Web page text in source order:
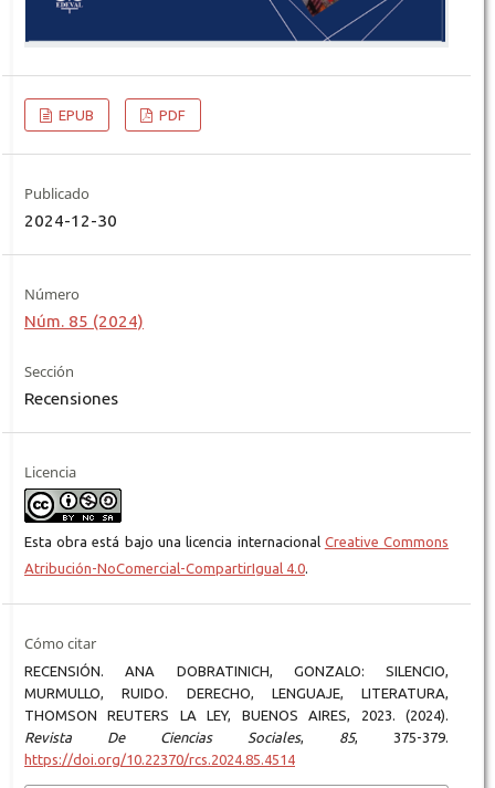
EPUB PDF
Publicado
2024-12-30
Número
Núm. 85 (2024)
Sección
Recensiones
Licencia
Esta obra está bajo una licencia internacional Creative Commons
Atribución-NoComercial-CompartirIgual 4.0.
Cómo citar
RECENSIÓN. ANA DOBRATINICH, GONZALO: SILENCIO,
MURMULLO, RUIDO. DERECHO, LENGUAJE, LITERATURA,
THOMSON REUTERS LA LEY, BUENOS AIRES, 2023. (2024).
Revista De Ciencias Sociales, 85, 375-379.
https://doi.org/10.22370/rcs.2024.85.4514